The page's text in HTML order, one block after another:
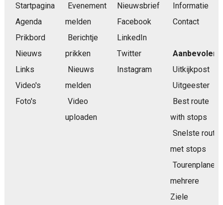
Startpagina
Agenda
Prikbord
Nieuws
Links
Video's
Foto's
Evenement
melden
Berichtje
prikken
Nieuws
melden
Video
uploaden
Nieuwsbrief
Facebook
LinkedIn
Twitter
Instagram
Informatie
Contact
Aanbevolen
Uitkijkpost
Uitgeester
Best route
with stops
Snelste route
met stops
Tourenplaner
mehrere
Ziele